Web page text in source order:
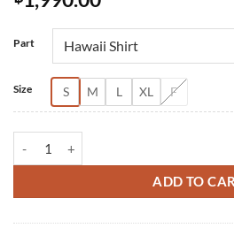
Part
Size S M L XL F
ADD TO
Alternative: